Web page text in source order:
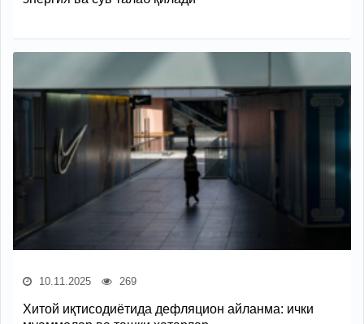
10.11.2025 269
Хитой иқтисодиётида дефляцион айланма: ички